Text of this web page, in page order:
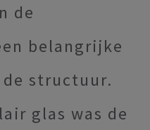
de
belangrijke
structuur.
glas was de